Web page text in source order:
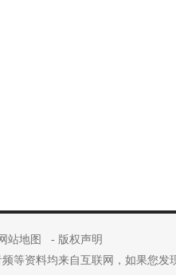
站地图 - 版权声明
等资料均来自互联网，如果您